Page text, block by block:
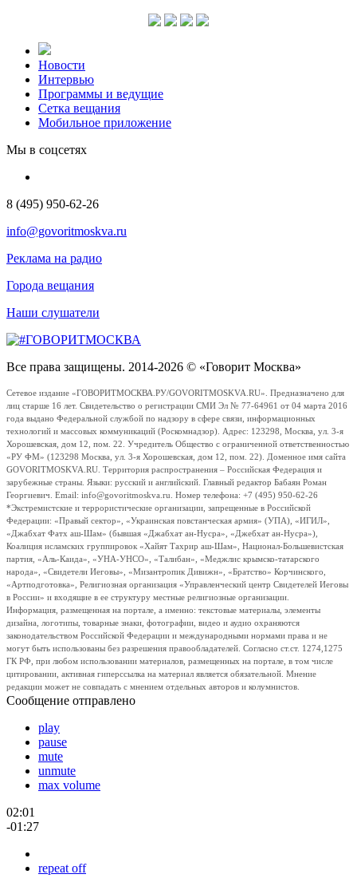
Новости
Интервью
Программы и ведущие
Сетка вещания
Мобильное приложение
Мы в соцсетях
8 (495) 950-62-26
info@govoritmoskva.ru
Реклама на радио
Города вещания
Наши слушатели
Все права защищены. 2014-2026 © «Говорит Москва»
Сетевое издание «ГОВОРИТМОСКВА.РУ/GOVORITMOSKVA.RU». Предназначено для
лиц старше 16 лет. Свидетельство о регистрации СМИ Эл № 77-64961 от 04 марта 2016
года выдано Федеральной службой по надзору в сфере связи, информационных
технологий и массовых коммуникаций (Роскомнадзор). Адрес: 123298, Москва, ул. 3-я
Хорошевская, дом 12, пом. 22. Учредитель Общество с ограниченной ответственностью
«РУ ФМ» (123298 Москва, ул. 3-я Хорошевская, дом 12, пом. 22). Доменное имя сайта
GOVORITMOSKVA.RU. Территория распространения – Российская Федерация и
зарубежные страны. Языки: русский и английский. Главный редактор Бабаян Роман
Георгиевич. Email: info@govoritmoskva.ru. Номер телефона: +7 (495) 950-62-26
*Экстремистские и террористические организации, запрещенные в Российской
Федерации: «Правый сектор», «Украинская повстанческая армия» (УПА), «ИГИЛ»,
«Джабхат Фатх аш-Шам» (бывшая «Джабхат ан-Нусра», «Джебхат ан-Нусра»),
Коалиция исламских группировок «Хайят Тахрир аш-Шам», Национал-Большевистская
партия, «Аль-Каида», «УНА-УНСО», «Талибан», «Меджлис крымско-татарского
народа», «Свидетели Иеговы», «Мизантропик Дивижн», «Братство» Корчинского,
«Артподготовка», Религиозная организация «Управленческий центр Свидетелей Иеговы
в России» и входящие в ее структуру местные религиозные организации.
Информация, размещенная на портале, а именно: текстовые материалы, элементы
дизайна, логотипы, товарные знаки, фотографии, видео и аудио охраняются
законодательством Российской Федерации и международными нормами права и не
могут быть использованы без разрешения правообладателей. Согласно ст.ст. 1274,1275
ГК РФ, при любом использовании материалов, размещенных на портале, в том числе
цитировании, активная гиперссылка на материал является обязательной. Мнение
редакции может не совпадать с мнением отдельных авторов и колумнистов.
Сообщение отправлено
play
pause
mute
unmute
max volume
02:01
-01:27
repeat off